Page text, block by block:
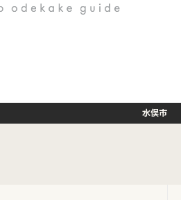
水俣市